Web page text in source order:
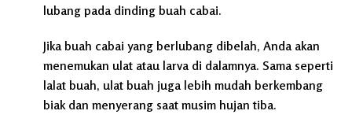
lubang pada dinding buah cabai.
Jika buah cabai yang berlubang dibelah, Anda akan
menemukan ulat atau larva di dalamnya. Sama seperti
lalat buah, ulat buah juga lebih mudah berkembang
biak dan menyerang saat musim hujan tiba.